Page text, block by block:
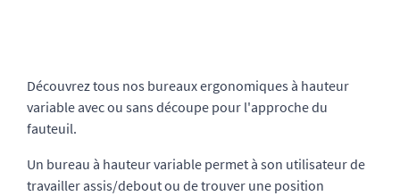
Découvrez tous nos bureaux ergonomiques à hauteur
variable avec ou sans découpe pour l'approche du
fauteuil.
Un bureau à hauteur variable permet à son utilisateur de
travailler assis/debout ou de trouver une position